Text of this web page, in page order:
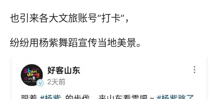
也引来各大文旅账号“打卡”，
纷纷用杨紫舞蹈宣传当地美景。